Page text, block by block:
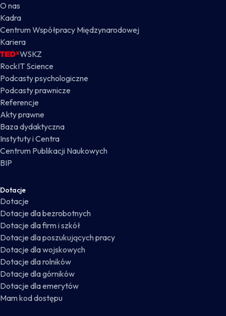
O nas
Kadra
Centrum Współpracy Międzynarodowej
Kariera
WSKZ
RockIT Science
Podcasty psychologiczne
Podcasty prawnicze
Referencje
Akty prawne
Baza dydaktyczna
Instytuty i Centra
Centrum Publikacji Naukowych
BIP
Dotacje
Dotacje
Dotacje dla bezrobotnych
Dotacje dla firm i szkół
Dotacje dla poszukujących pracy
Dotacje dla wojskowych
Dotacje dla rolników
Dotacje dla górników
Dotacje dla emerytów
Mam kod dostępu